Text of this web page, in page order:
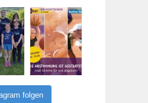
folgen